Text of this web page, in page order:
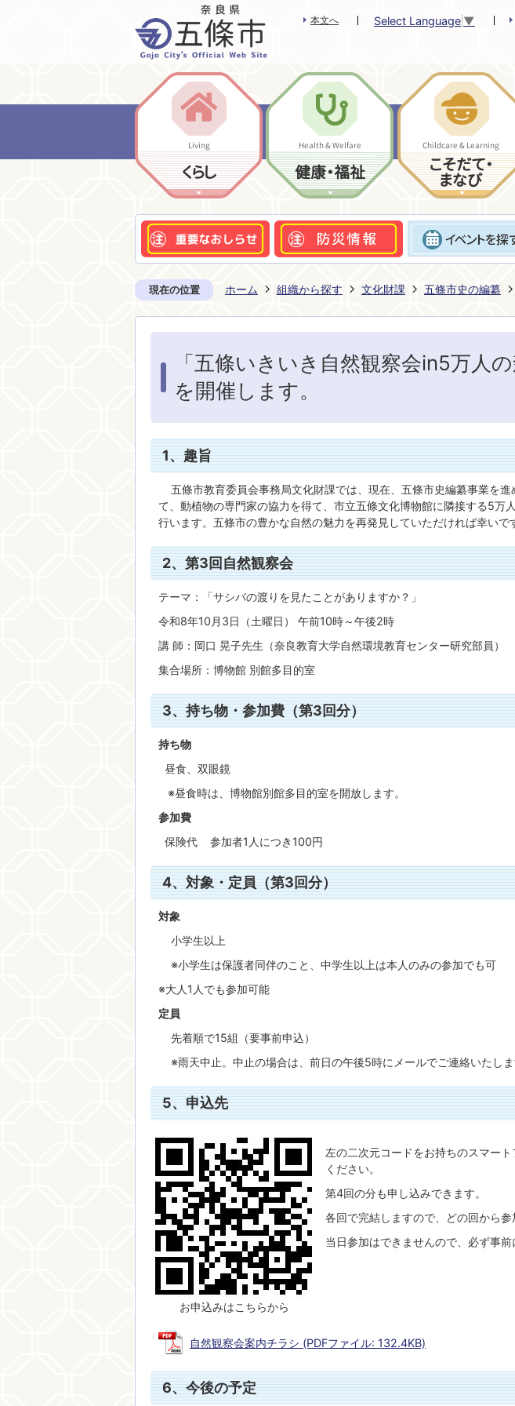
本文へ Select Language ▼
Living
くらし
Health & Welfare
健康・福祉
Childcare & Learning
こそだて・
まなび
現在の位置 ホーム 組織から探す 文化財課 五條市史の編纂
「五條いきいき自然観察会in5万人
を開催します。
1、趣旨
五條市教育委員会事務局文化財課では、現在、五條市史編纂事業を進
て、動植物の専門家の協力を得て、市立五條文化博物館に隣接する5万
行います。五條市の豊かな自然の魅力を再発見していただければ幸いで
2、第3回自然観察会
テーマ：「サシバの渡りを見たことがありますか？」
令和8年10月3日（土曜日） 午前10時～午後2時
講 師：岡口 晃子先生（奈良教育大学自然環境教育センター研究部員）
集合場所：博物館 別館多目的室
3、持ち物・参加費（第3回分）
持ち物
昼食、双眼鏡
※昼食時は、博物館別館多目的室を開放します。
参加費
保険代 参加者1人につき100円
4、対象・定員（第3回分）
対象
小学生以上
※小学生は保護者同伴のこと、中学生以上は本人のみの参加でも可
※大人1人でも参加可能
定員
先着順で15組（要事前申込）
※雨天中止。中止の場合は、前日の午後5時にメールでご連絡いたしま
5、申込先
お申込みはこちらから
左の二次元コードをお持ちのスマー
ください。
第4回の分も申し込みできます。
各回で完結しますので、どの回から参
当日参加はできませんので、必ず事前
自然観察会案内チラシ (PDFファイル: 132.4KB)
6、今後の予定